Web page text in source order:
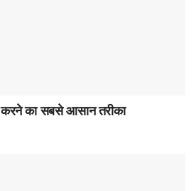
करने का सबसे आसान तरीका